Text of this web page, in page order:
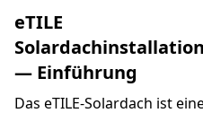
eTILE
— Einführung
Das eTILE-Solardach ist